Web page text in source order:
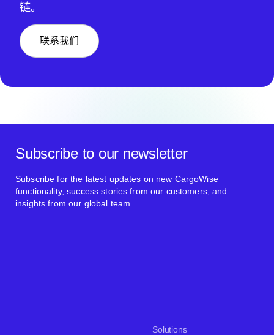
链。
联系我们
Solutions
Subscribe to our newsletter
Subscribe for the latest updates on new CargoWise
functionality, success stories from our customers, and
insights from our global team.